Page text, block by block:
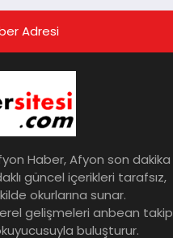
Adresi
Haber, Afyon son dakika
güncel içerikleri tarafsız,
okurlarına sunar.
gelişmeleri anbean takip
buluşturur.